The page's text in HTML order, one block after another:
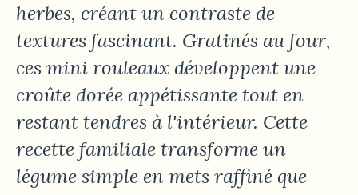
herbes, créant un contraste de
textures fascinant. Gratinés au four,
ces mini rouleaux développent une
croûte dorée appétissante tout en
restant tendres à l'intérieur. Cette
recette familiale transforme un
légume simple en mets raffiné que